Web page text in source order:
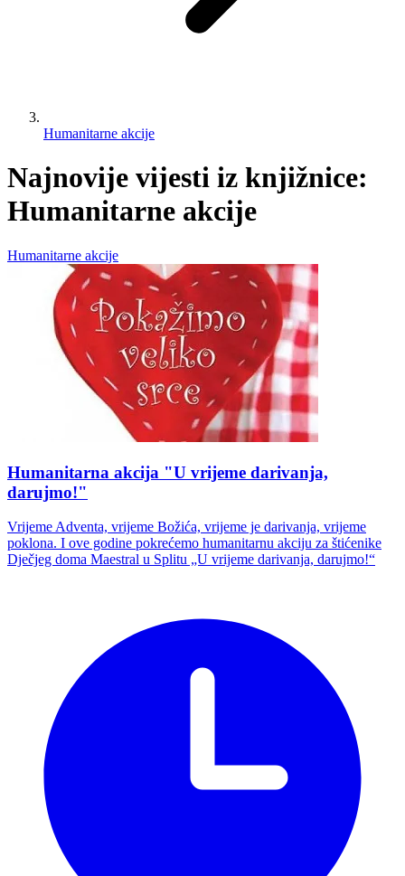
Humanitarne akcije
Najnovije vijesti iz knjižnice:
Humanitarne akcije
Humanitarne akcije
Humanitarna akcija "U vrijeme darivanja,
darujmo!"
Vrijeme Adventa, vrijeme Božića, vrijeme je darivanja, vrijeme
poklona. I ove godine pokrećemo humanitarnu akciju za štićenike
Dječjeg doma Maestral u Splitu „U vrijeme darivanja, darujmo!“